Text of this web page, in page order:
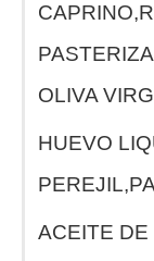
Chocolates
Hierbas - Cosmética
Hierbas
Cosmética Natural
Otros Productos de la
MAPAS Y GUÍAS
Souvenir-Navajas de
Navajas de Taramundi
Artesanía-Madera-
Madera
OLIVA
HUEVO
ACEITE DE